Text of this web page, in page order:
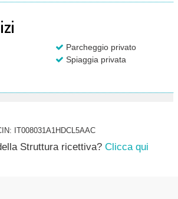
Parcheggio privato
Spiaggia privata
IT008031A1HDCL5AAC
Struttura ricettiva? Clicca qui